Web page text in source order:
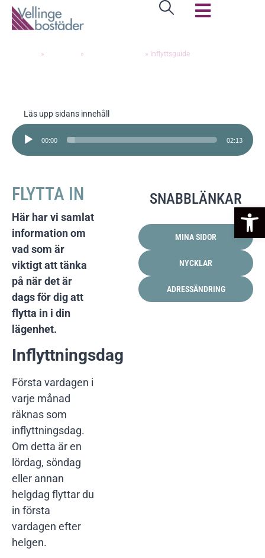
» » » Inflyttsguide
Läs upp sidans innehåll
Ljudspelare
00:00 02:13
FLYTTA IN
Här har vi samlat
information om
vad som är
viktigt att tänka
på när det är
dags för dig att
flytta in i din
lägenhet.
Inflyttningsdag
Första vardagen i
varje månad
räknas som
inflyttningsdag.
Om detta är en
lördag, söndag
eller annan
helgdag flyttar du
in första
vardagen efter
helgen.
SNABBLÄNKAR
MINA SIDOR
NYCKLAR
ADRESSÄNDRING